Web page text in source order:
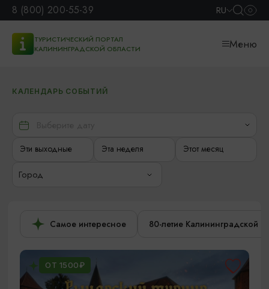
8 (800) 200-55-39 RU
ТУРИСТИЧЕСКИЙ ПОРТАЛ
КАЛИНИНГРАДСКОЙ ОБЛАСТИ
Меню
КАЛЕНДАРЬ СОБЫТИЙ
Эти выходные Эта неделя Этот месяц
Город
Самое интересное 80-летие Калининградской
ОТ 1500₽